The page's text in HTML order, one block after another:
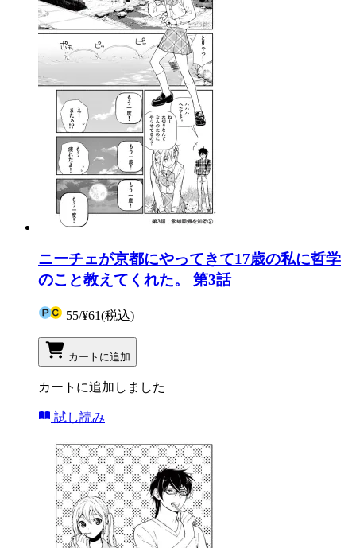
ニーチェが京都にやってきて17歳の私に哲学
のこと教えてくれた。 第3話
55/¥61(税込)
カートに追加
カートに追加しました
試し読み